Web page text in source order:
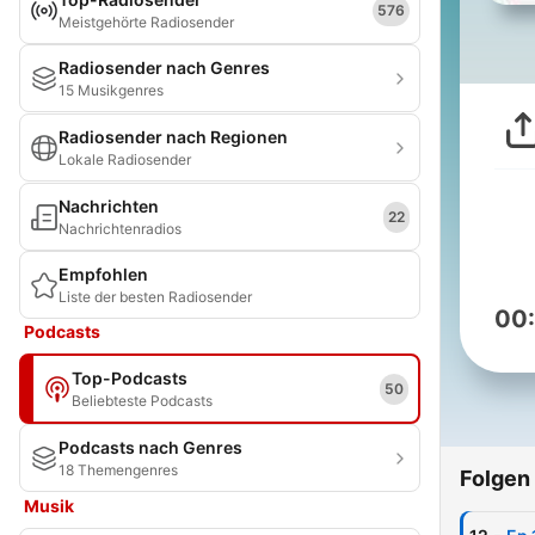
Meistgehörte Radiosender
576
Radiosender nach Genres
15 Musikgenres
Radiosender nach Regionen
Lokale Radiosender
Nachrichten
Nachrichtenradios
22
Empfohlen
Liste der besten Radiosender
Podcasts
Top-Podcasts
Beliebteste Podcasts
50
Podcasts nach Genres
18 Themengenres
Musik
Folgen